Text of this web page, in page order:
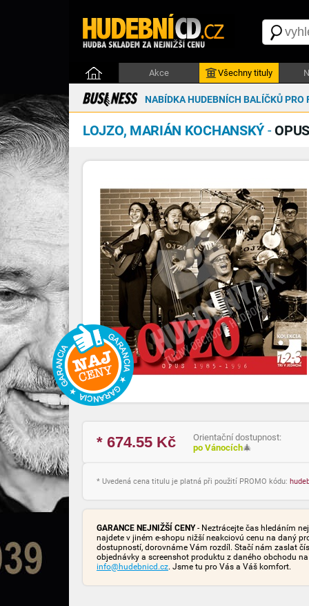
Akce Všechny tituly
NABÍDKA HUDEBNÍCH BALÍČKŮ PRO
LOJZO, MARIÁN KOCHANSKÝ-
* 674.55 Kč
Orientační dostupnost:
po Vánocích🎄
* Uvedená cena titulu je platná při použití PROMO kódu:
GARANCE NEJNIŽŠÍ CENY- Neztrácejte čas hledáním
najdete v jiném e-shopu nižší neakciovú cenu na daný
dostupností, dorovnáme Vám rozdíl. Stačí nám zaslat
objednávky a screenshot produktu z daného obchodu
info@hudebnicd.cz. Jsme tu pro Vás a Váš komfort.